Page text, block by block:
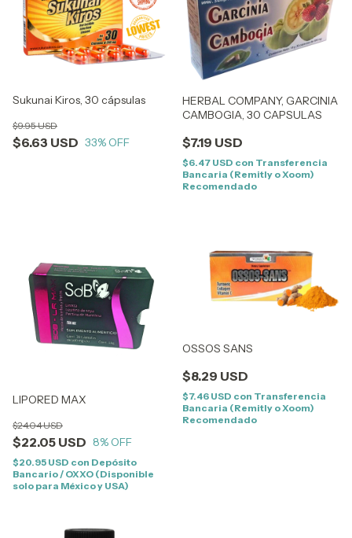
Sukunai Kiros, 30 cápsulas
$6.63 USD
$9.95 USD
33% OFF
HERBAL COMPANY, GARCINIA
CAMBOGIA, 30 CAPSULAS
$7.19 USD
$6.47 USD con Transferencia
Bancaria (Remitly o Xoom)
Recomendado
LIPORED MAX
$22.05 USD
$24.04 USD
8% OFF
$20.95 USD con Depósito
Bancario / OXXO (Disponible
solo para México y USA)
OSSOS SANS
$8.29 USD
$7.46 USD con Transferencia
Bancaria (Remitly o Xoom)
Recomendado